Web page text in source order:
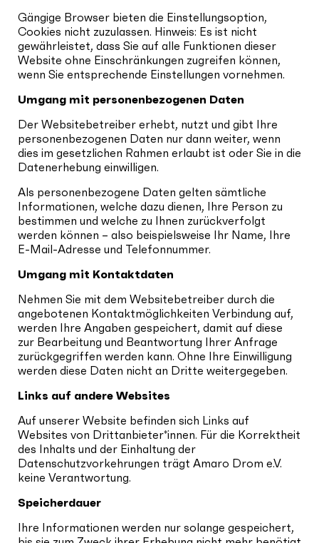
Gängige Browser bieten die Einstellungsoption,
Cookies nicht zuzulassen. Hinweis: Es ist nicht
gewährleistet, dass Sie auf alle Funktionen dieser
Website ohne Einschränkungen zugreifen können,
wenn Sie entsprechende Einstellungen vornehmen.
Umgang mit personenbezogenen Daten
Der Websitebetreiber erhebt, nutzt und gibt Ihre
personenbezogenen Daten nur dann weiter, wenn
dies im gesetzlichen Rahmen erlaubt ist oder Sie in die
Datenerhebung einwilligen.
Als personenbezogene Daten gelten sämtliche
Informationen, welche dazu dienen, Ihre Person zu
bestimmen und welche zu Ihnen zurückverfolgt
werden können – also beispielsweise Ihr Name, Ihre
E-Mail-Adresse und Telefonnummer.
Umgang mit Kontaktdaten
Nehmen Sie mit dem Websitebetreiber durch die
angebotenen Kontaktmöglichkeiten Verbindung auf,
werden Ihre Angaben gespeichert, damit auf diese
zur Bearbeitung und Beantwortung Ihrer Anfrage
zurückgegriffen werden kann. Ohne Ihre Einwilligung
werden diese Daten nicht an Dritte weitergegeben.
Links auf andere Websites
Auf unserer Website befinden sich Links auf
Websites von Drittanbieter*innen. Für die Korrektheit
des Inhalts und der Einhaltung der
Datenschutzvorkehrungen trägt Amaro Drom e.V.
keine Verantwortung.
Speicherdauer
Ihre Informationen werden nur solange gespeichert,